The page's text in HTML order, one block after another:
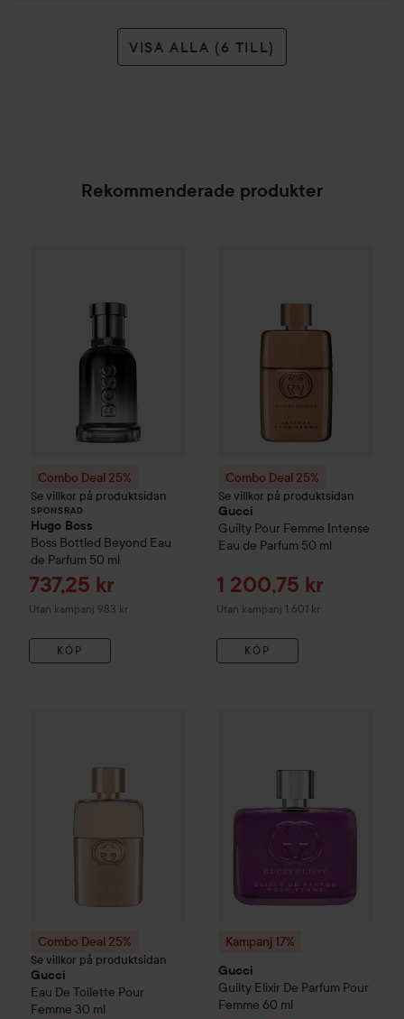
VISA ALLA (6 TILL)
Rekommenderade produkter
Combo Deal 25%
Se villkor på produktsidan
SPONSRAD
Hugo Boss
Boss Bottled Beyond Eau
de Parfum 50 ml
Reapris
737,25 kr
Utan kampanj 983 kr
KÖP
Combo Deal 25%
Se villkor på produktsidan
Gucci
Guilty Pour Femme Intense
Eau de Parfum 50 ml
Reapris
1 200,75 kr
Utan kampanj 1 601 kr
KÖP
Combo Deal 25%
Se villkor på produktsidan
Gucci
Eau De Toilette Pour
Femme 30 ml
Kampanj 17%
Gucci
Guilty Elixir De Parfum Pour
Femme 60 ml